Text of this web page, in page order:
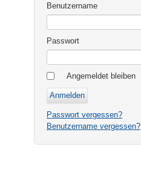
Benutzername
Passwort
Angemeldet bleiben
Passwort vergessen?
Benutzername vergessen?